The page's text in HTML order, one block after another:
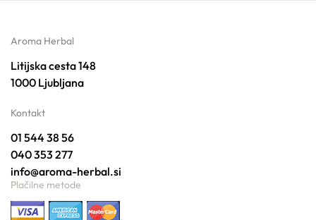
Aroma Herbal
Litijska cesta 148
1000 Ljubljana
Kontakt
01 544 38 56
040 353 277
info@aroma-herbal.si
Plačilne metode